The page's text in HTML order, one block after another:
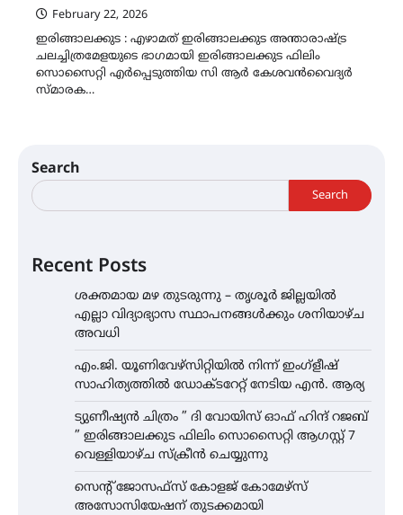
February 22, 2026
ഇരിങ്ങാലക്കുട : എഴാമത് ഇരിങ്ങാലക്കുട അന്താരാഷ്ട്ര
ചലച്ചിത്രമേളയുടെ ഭാഗമായി ഇരിങ്ങാലക്കുട ഫിലിം
സൊസൈറ്റി എർപ്പെടുത്തിയ സി ആർ കേശവൻവൈദ്യർ
സ്മാരക…
Search
Search
Recent Posts
ശക്തമായ മഴ തുടരുന്നു – തൃശൂർ ജില്ലയിൽ
എല്ലാ വിദ്യാഭ്യാസ സ്ഥാപനങ്ങൾക്കും ശനിയാഴ്ച
അവധി
എം.ജി. യൂണിവേഴ്‌സിറ്റിയിൽ നിന്ന് ഇംഗ്ളീഷ്
സാഹിത്യത്തിൽ ഡോക്ടറേറ്റ് നേടിയ എൻ. ആര്യ
ട്യുണീഷ്യൻ ചിത്രം ” ദി വോയിസ് ഓഫ് ഹിന്ദ് റജബ്
” ഇരിങ്ങാലക്കുട ഫിലിം സൊസൈറ്റി ആഗസ്റ്റ് 7
വെള്ളിയാഴ്ച സ്‌ക്രീൻ ചെയ്യുന്നു
സെന്റ് ജോസഫ്സ് കോളജ് കോമേഴ്‌സ്
അസോസിയേഷന് തുടക്കമായി